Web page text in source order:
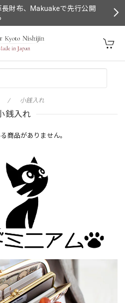
長財布、Makuakeで先行公開
小銭入れ
銭入れ
商品がありません。